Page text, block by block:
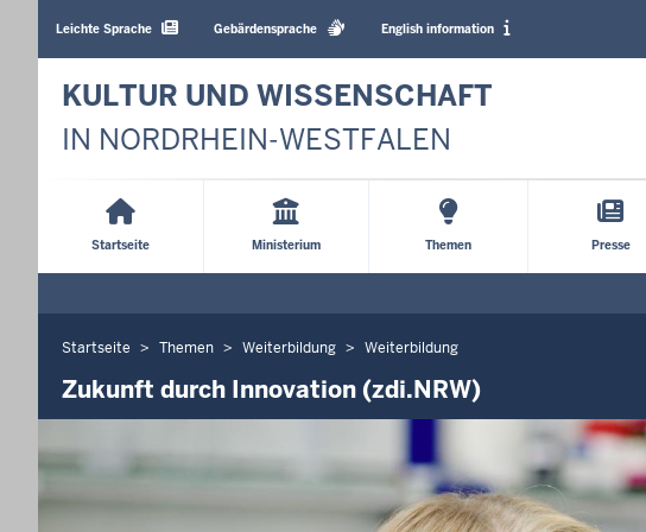
Sprachen
Leichte Sprache Gebärdensprache English information
KULTUR UND WISSENSCHAFT
IN NORDRHEIN-WESTFALEN
Startseite Ministerium Themen Presse
Sie
befinden
Startseite Themen Weiterbildung Weiterbildung
Zukunft durch Innovation (zdi.NRW)